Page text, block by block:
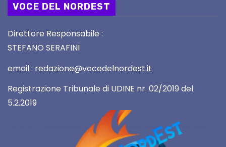
VOCE DEL NORDEST
Direttore Responsabile :
STEFANO SERAFINI
email : redazione@vocedelnordest.it
Registrazione Tribunale di UDINE nr. 02/2019 del
5.2.2019